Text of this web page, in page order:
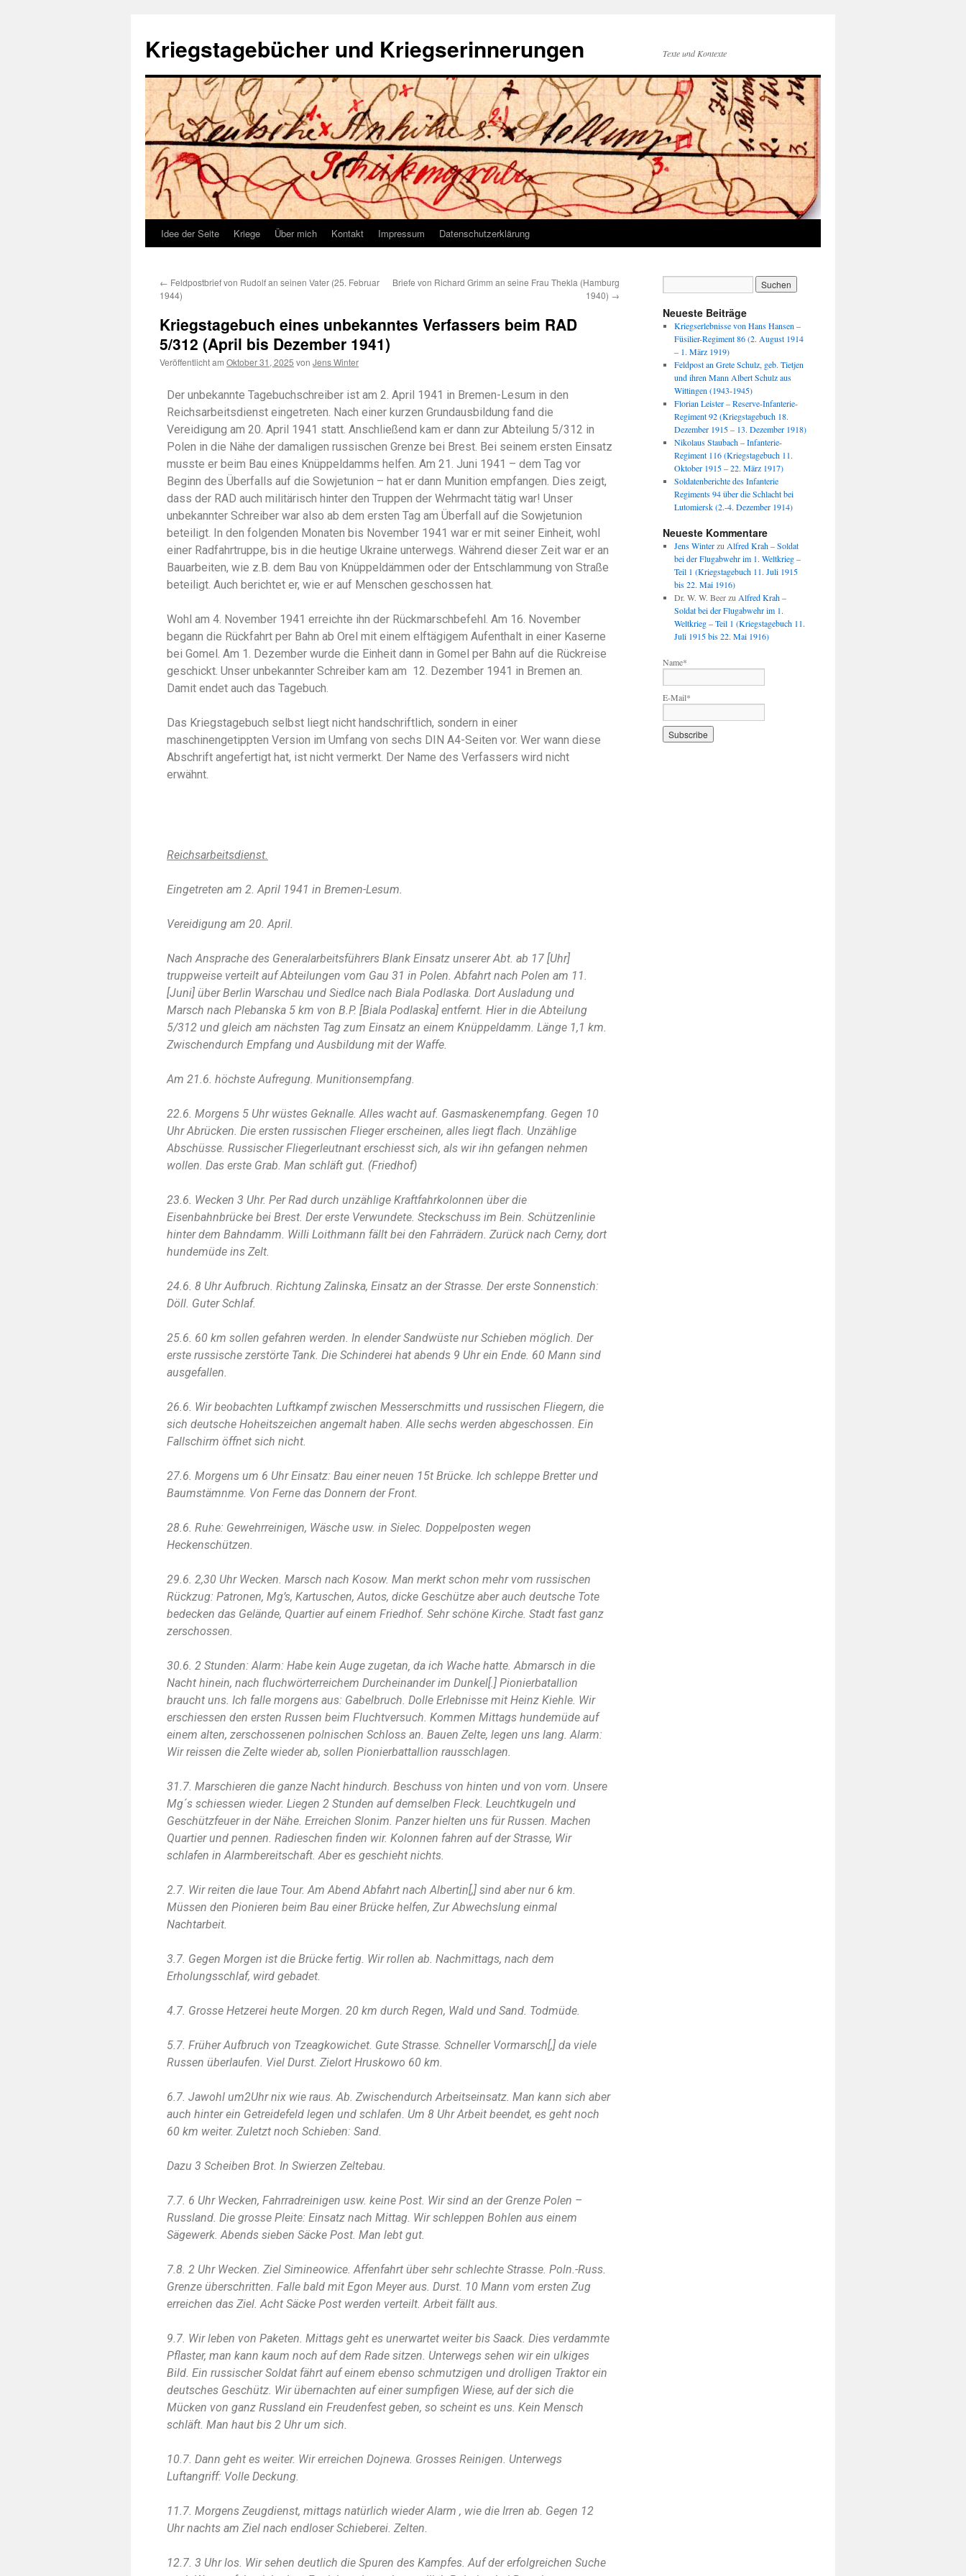
Kriegstagebücher und Kriegserinnerungen Texte und Kontexte
Idee der Seite Kriege Über mich Kontakt Impressum Datenschutzerklärung
← Feldpostbrief von Rudolf an seinen Vater (25. Februar
1944)
Briefe von Richard Grimm an seine Frau Thekla (Hamburg
1940) →
Kriegstagebuch eines unbekanntes Verfassers beim RAD
5/312 (April bis Dezember 1941)
Veröffentlicht am Oktober 31, 2025 von Jens Winter
Der unbekannte Tagebuchschreiber ist am 2. April 1941 in Bremen-Lesum in den
Reichsarbeitsdienst eingetreten. Nach einer kurzen Grundausbildung fand die
Vereidigung am 20. April 1941 statt. Anschließend kam er dann zur Abteilung 5/312 in
Polen in die Nähe der damaligen russischen Grenze bei Brest. Bei seinem ersten Einsatz
musste er beim Bau eines Knüppeldamms helfen. Am 21. Juni 1941 – dem Tag vor
Beginn des Überfalls auf die Sowjetunion – hat er dann Munition empfangen. Dies zeigt,
dass der RAD auch militärisch hinter den Truppen der Wehrmacht tätig war! Unser
unbekannter Schreiber war also ab dem ersten Tag am Überfall auf die Sowjetunion
beteiligt. In den folgenden Monaten bis November 1941 war er mit seiner Einheit, wohl
einer Radfahrtruppe, bis in die heutige Ukraine unterwegs. Während dieser Zeit war er an
Bauarbeiten, wie z.B. dem Bau von Knüppeldämmen oder der Entschlammung von Straße
beteiligt. Auch berichtet er, wie er auf Menschen geschossen hat.
Wohl am 4. November 1941 erreichte ihn der Rückmarschbefehl. Am 16. November
begann die Rückfahrt per Bahn ab Orel mit einem elftägigem Aufenthalt in einer Kaserne
bei Gomel. Am 1. Dezember wurde die Einheit dann in Gomel per Bahn auf die Rückreise
geschickt. Unser unbekannter Schreiber kam am 12. Dezember 1941 in Bremen an.
Damit endet auch das Tagebuch.
Das Kriegstagebuch selbst liegt nicht handschriftlich, sondern in einer
maschinengetippten Version im Umfang von sechs DIN A4-Seiten vor. Wer wann diese
Abschrift angefertigt hat, ist nicht vermerkt. Der Name des Verfassers wird nicht
erwähnt.
Reichsarbeitsdienst.
Eingetreten am 2. April 1941 in Bremen-Lesum.
Vereidigung am 20. April.
Nach Ansprache des Generalarbeitsführers Blank Einsatz unserer Abt. ab 17 [Uhr]
truppweise verteilt auf Abteilungen vom Gau 31 in Polen. Abfahrt nach Polen am 11.
[Juni] über Berlin Warschau und Siedlce nach Biala Podlaska. Dort Ausladung und
Marsch nach Plebanska 5 km von B.P. [Biala Podlaska] entfernt. Hier in die Abteilung
5/312 und gleich am nächsten Tag zum Einsatz an einem Knüppeldamm. Länge 1,1 km.
Zwischendurch Empfang und Ausbildung mit der Waffe.
Am 21.6. höchste Aufregung. Munitionsempfang.
22.6. Morgens 5 Uhr wüstes Geknalle. Alles wacht auf. Gasmaskenempfang. Gegen 10
Uhr Abrücken. Die ersten russischen Flieger erscheinen, alles liegt flach. Unzählige
Abschüsse. Russischer Fliegerleutnant erschiesst sich, als wir ihn gefangen nehmen
wollen. Das erste Grab. Man schläft gut. (Friedhof)
23.6. Wecken 3 Uhr. Per Rad durch unzählige Kraftfahrkolonnen über die
Eisenbahnbrücke bei Brest. Der erste Verwundete. Steckschuss im Bein. Schützenlinie
hinter dem Bahndamm. Willi Loithmann fällt bei den Fahrrädern. Zurück nach Cerny, dort
hundemüde ins Zelt.
24.6. 8 Uhr Aufbruch. Richtung Zalinska, Einsatz an der Strasse. Der erste Sonnenstich:
Döll. Guter Schlaf.
25.6. 60 km sollen gefahren werden. In elender Sandwüste nur Schieben möglich. Der
erste russische zerstörte Tank. Die Schinderei hat abends 9 Uhr ein Ende. 60 Mann sind
ausgefallen.
26.6. Wir beobachten Luftkampf zwischen Messerschmitts und russischen Fliegern, die
sich deutsche Hoheitszeichen angemalt haben. Alle sechs werden abgeschossen. Ein
Fallschirm öffnet sich nicht.
27.6. Morgens um 6 Uhr Einsatz: Bau einer neuen 15t Brücke. Ich schleppe Bretter und
Baumstämnme. Von Ferne das Donnern der Front.
28.6. Ruhe: Gewehrreinigen, Wäsche usw. in Sielec. Doppelposten wegen
Heckenschützen.
29.6. 2,30 Uhr Wecken. Marsch nach Kosow. Man merkt schon mehr vom russischen
Rückzug: Patronen, Mg’s, Kartuschen, Autos, dicke Geschütze aber auch deutsche Tote
bedecken das Gelände, Quartier auf einem Friedhof. Sehr schöne Kirche. Stadt fast ganz
zerschossen.
30.6. 2 Stunden: Alarm: Habe kein Auge zugetan‚ da ich Wache hatte. Abmarsch in die
Nacht hinein, nach fluchwörterreichem Durcheinander im Dunkel[.] Pionierbatallion
braucht uns. Ich falle morgens aus: Gabelbruch. Dolle Erlebnisse mit Heinz Kiehle. Wir
erschiessen den ersten Russen beim Fluchtversuch. Kommen Mittags hundemüde auf
einem alten, zerschossenen polnischen Schloss an. Bauen Zelte, legen uns lang. Alarm:
Wir reissen die Zelte wieder ab, sollen Pionierbattallion rausschlagen.
31.7. Marschieren die ganze Nacht hindurch. Beschuss von hinten und von vorn. Unsere
Mg´s schiessen wieder. Liegen 2 Stunden auf demselben Fleck. Leuchtkugeln und
Geschützfeuer in der Nähe. Erreichen Slonim. Panzer hielten uns für Russen. Machen
Quartier und pennen. Radieschen finden wir. Kolonnen fahren auf der Strasse, Wir
schlafen in Alarmbereitschaft. Aber es geschieht nichts.
2.7. Wir reiten die laue Tour. Am Abend Abfahrt nach Albertin[,] sind aber nur 6 km.
Müssen den Pionieren beim Bau einer Brücke helfen, Zur Abwechslung einmal
Nachtarbeit.
3.7. Gegen Morgen ist die Brücke fertig. Wir rollen ab. Nachmittags, nach dem
Erholungsschlaf, wird gebadet.
4.7. Grosse Hetzerei heute Morgen. 20 km durch Regen, Wald und Sand. Todmüde.
5.7. Früher Aufbruch von Tzeagkowichet. Gute Strasse. Schneller Vormarsch[,] da viele
Russen überlaufen. Viel Durst. Zielort Hruskowo 60 km.
6.7. Jawohl um2Uhr nix wie raus. Ab. Zwischendurch Arbeitseinsatz. Man kann sich aber
auch hinter ein Getreidefeld legen und schlafen. Um 8 Uhr Arbeit beendet, es geht noch
60 km weiter. Zuletzt noch Schieben: Sand.
Dazu 3 Scheiben Brot. In Swierzen Zeltebau.
7.7. 6 Uhr Wecken, Fahrradreinigen usw. keine Post. Wir sind an der Grenze Polen –
Russland. Die grosse Pleite: Einsatz nach Mittag. Wir schleppen Bohlen aus einem
Sägewerk. Abends sieben Säcke Post. Man lebt gut.
7.8. 2 Uhr Wecken. Ziel Simineowice. Affenfahrt über sehr schlechte Strasse. Poln.-Russ.
Grenze überschritten. Falle bald mit Egon Meyer aus. Durst. 10 Mann vom ersten Zug
erreichen das Ziel. Acht Säcke Post werden verteilt. Arbeit fällt aus.
9.7. Wir leben von Paketen. Mittags geht es unerwartet weiter bis Saack. Dies verdammte
Pflaster, man kann kaum noch auf dem Rade sitzen. Unterwegs sehen wir ein ulkiges
Bild. Ein russischer Soldat fährt auf einem ebenso schmutzigen und drolligen Traktor ein
deutsches Geschütz. Wir übernachten auf einer sumpfigen Wiese, auf der sich die
Mücken von ganz Russland ein Freudenfest geben, so scheint es uns. Kein Mensch
schläft. Man haut bis 2 Uhr um sich.
10.7. Dann geht es weiter. Wir erreichen Dojnewa. Grosses Reinigen. Unterwegs
Luftangriff: Volle Deckung.
11.7. Morgens Zeugdienst, mittags natürlich wieder Alarm , wie die Irren ab. Gegen 12
Uhr nachts am Ziel nach endloser Schieberei. Zelten.
12.7. 3 Uhr los. Wir sehen deutlich die Spuren des Kampfes. Auf der erfolgreichen Suche
Neueste Beiträge
Kriegserlebnisse von Hans Hansen –
Füsilier-Regiment 86 (2. August 1914
– 1. März 1919)
Feldpost an Grete Schulz, geb. Tietjen
und ihren Mann Albert Schulz aus
Wittingen (1943-1945)
Florian Leister – Reserve-Infanterie-
Regiment 92 (Kriegstagebuch 18.
Dezember 1915 – 13. Dezember 1918)
Nikolaus Staubach – Infanterie-
Regiment 116 (Kriegstagebuch 11.
Oktober 1915 – 22. März 1917)
Soldatenberichte des Infanterie
Regiments 94 über die Schlacht bei
Lutomiersk (2.-4. Dezember 1914)
Neueste Kommentare
Jens Winterzu Alfred Krah – Soldat
bei der Flugabwehr im 1. Weltkrieg –
Teil 1 (Kriegstagebuch 11. Juli 1915
bis 22. Mai 1916)
Dr. W. W. Beerzu Alfred Krah –
Soldat bei der Flugabwehr im 1.
Weltkrieg – Teil 1 (Kriegstagebuch 11.
Juli 1915 bis 22. Mai 1916)
Name*
E-Mail*